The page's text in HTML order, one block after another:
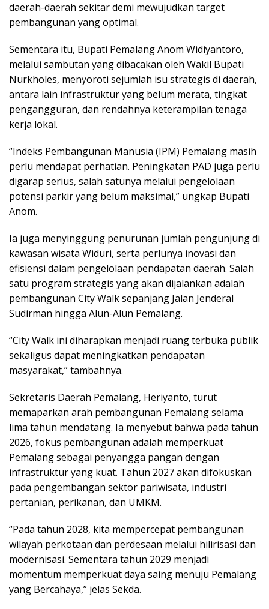
daerah-daerah sekitar demi mewujudkan target
pembangunan yang optimal.
Sementara itu, Bupati Pemalang Anom Widiyantoro,
melalui sambutan yang dibacakan oleh Wakil Bupati
Nurkholes, menyoroti sejumlah isu strategis di daerah,
antara lain infrastruktur yang belum merata, tingkat
pengangguran, dan rendahnya keterampilan tenaga
kerja lokal.
“Indeks Pembangunan Manusia (IPM) Pemalang masih
perlu mendapat perhatian. Peningkatan PAD juga perlu
digarap serius, salah satunya melalui pengelolaan
potensi parkir yang belum maksimal,” ungkap Bupati
Anom.
Ia juga menyinggung penurunan jumlah pengunjung di
kawasan wisata Widuri, serta perlunya inovasi dan
efisiensi dalam pengelolaan pendapatan daerah. Salah
satu program strategis yang akan dijalankan adalah
pembangunan City Walk sepanjang Jalan Jenderal
Sudirman hingga Alun-Alun Pemalang.
“City Walk ini diharapkan menjadi ruang terbuka publik
sekaligus dapat meningkatkan pendapatan
masyarakat,” tambahnya.
Sekretaris Daerah Pemalang, Heriyanto, turut
memaparkan arah pembangunan Pemalang selama
lima tahun mendatang. Ia menyebut bahwa pada tahun
2026, fokus pembangunan adalah memperkuat
Pemalang sebagai penyangga pangan dengan
infrastruktur yang kuat. Tahun 2027 akan difokuskan
pada pengembangan sektor pariwisata, industri
pertanian, perikanan, dan UMKM.
“Pada tahun 2028, kita mempercepat pembangunan
wilayah perkotaan dan perdesaan melalui hilirisasi dan
modernisasi. Sementara tahun 2029 menjadi
momentum memperkuat daya saing menuju Pemalang
yang Bercahaya,” jelas Sekda.